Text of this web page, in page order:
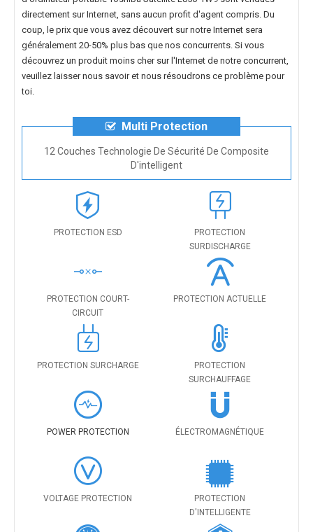
directement sur Internet, sans aucun profit d'agent compris. Du
coup, le prix que vous avez découvert sur notre Internet sera
généralement 20-50% plus bas que nos concurrents. Si vous
découvrez un produit moins cher sur l'Internet de notre concurrent,
veuillez laisser nous savoir et nous résoudrons ce problème pour
toi.
Multi Protection
12 Couches Technologie De Sécurité De Composite
D'intelligent
PROTECTION ESD
PROTECTION
SURDISCHARGE
PROTECTION COURT-
CIRCUIT
PROTECTION ACTUELLE
PROTECTION SURCHARGE
PROTECTION
SURCHAUFFAGE
POWER PROTECTION ÉLECTROMAGNÉTIQUE
VOLTAGE PROTECTION
PROTECTION
D'INTELLIGENTE